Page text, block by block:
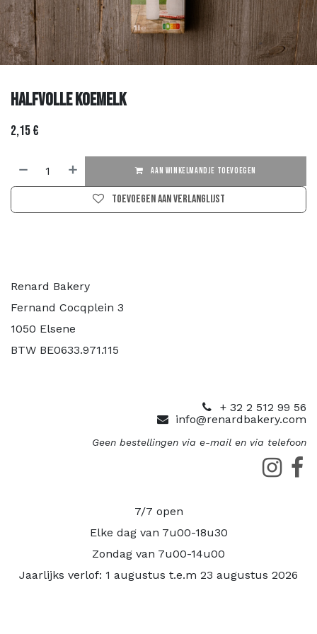
Halfvolle Koemelk
2,15€
AAN WINKELMANDJE TOEVOEGEN
Toevoegen aan verlanglijst
Renard Bakery
Fernand Cocqplein 3
1050 Elsene
BTW BE0633.971.115
+ 32 2 512 99 56
info@renardbakery.com
Geen bestellingen via e-mail en via telefoon
7/7 open
Elke dag van 7u00-18u30
Zondag van 7u00-14u00
Jaarlijks verlof: 1 augustus t.e.m 23 augustus 2026